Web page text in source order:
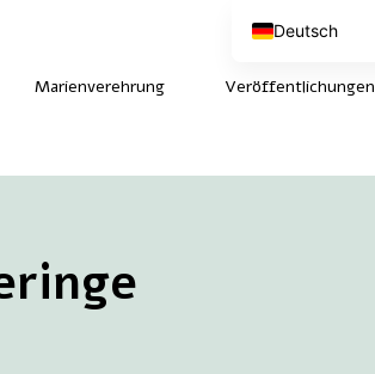
Marienverehrung Veröffentlichungen
Deutsch
English (UK)